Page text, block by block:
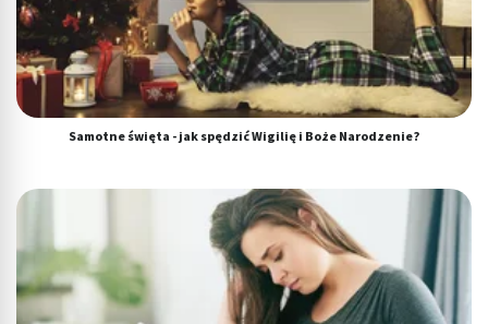
Samotne święta - jak spędzić Wigilię i Boże Narodzenie?